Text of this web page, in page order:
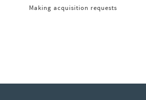
Making acquisition requests